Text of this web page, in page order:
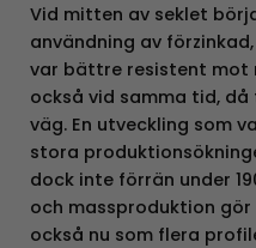
Vid mitten av seklet
användning av
var bättre resistent mot
också vid samma tid,
väg. En utveckling som
stora
dock inte förrän under
och massproduktion
också nu som flera